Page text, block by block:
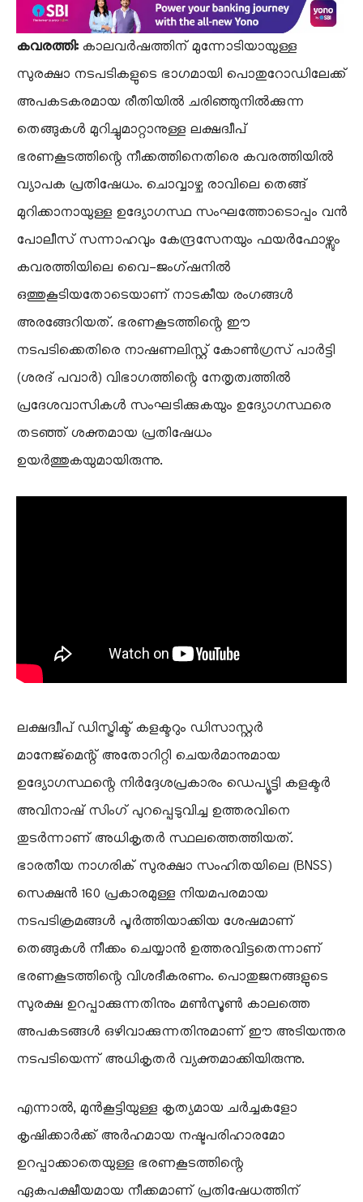
കവരത്തി:കാലവർഷത്തിന് മുന്നോടിയായുള്ള
സുരക്ഷാ നടപടികളുടെ ഭാഗമായി പൊതുറോഡിലേക്ക്
അപകടകരമായ രീതിയിൽ ചരിഞ്ഞുനിൽക്കുന്ന
തെങ്ങുകൾ മുറിച്ചുമാറ്റാനുള്ള ലക്ഷദ്വീപ്
ഭരണകൂടത്തിന്റെ നീക്കത്തിനെതിരെ കവരത്തിയിൽ
വ്യാപക പ്രതിഷേധം. ചൊവ്വാഴ്ച രാവിലെ തെങ്ങ്
മുറിക്കാനായുള്ള ഉദ്യോഗസ്ഥ സംഘത്തോടൊപ്പം വൻ
പോലീസ് സന്നാഹവും കേന്ദ്രസേനയും ഫയർഫോഴ്സും
കവരത്തിയിലെ വൈ-ജംഗ്ഷനിൽ
ഒത്തുകൂടിയതോടെയാണ് നാടകീയ രംഗങ്ങൾ
അരങ്ങേറിയത്. ഭരണകൂടത്തിന്റെ ഈ
നടപടിക്കെതിരെ നാഷണലിസ്റ്റ് കോൺഗ്രസ് പാർട്ടി
(ശരദ് പവാർ) വിഭാഗത്തിന്റെ നേതൃത്വത്തിൽ
പ്രദേശവാസികൾ സംഘടിക്കുകയും ഉദ്യോഗസ്ഥരെ
തടഞ്ഞ് ശക്തമായ പ്രതിഷേധം
ഉയർത്തുകയുമായിരുന്നു.
​ലക്ഷദ്വീപ് ഡിസ്ട്രിക്ട് കളക്ടറും ഡിസാസ്റ്റർ
മാനേജ്മെന്റ് അതോറിറ്റി ചെയർമാനുമായ
ഉദ്യോഗസ്ഥന്റെ നിർദ്ദേശപ്രകാരം ഡെപ്യൂട്ടി കളക്ടർ
അവിനാഷ് സിംഗ് പുറപ്പെടുവിച്ച ഉത്തരവിനെ
തുടർന്നാണ് അധികൃതർ സ്ഥലത്തെത്തിയത്.
ഭാരതീയ നാഗരിക് സുരക്ഷാ സംഹിതയിലെ (BNSS)
സെക്ഷൻ 160 പ്രകാരമുള്ള നിയമപരമായ
നടപടിക്രമങ്ങൾ പൂർത്തിയാക്കിയ ശേഷമാണ്
തെങ്ങുകൾ നീക്കം ചെയ്യാൻ ഉത്തരവിട്ടതെന്നാണ്
ഭരണകൂടത്തിന്റെ വിശദീകരണം. പൊതുജനങ്ങളുടെ
സുരക്ഷ ഉറപ്പാക്കുന്നതിനും മൺസൂൺ കാലത്തെ
അപകടങ്ങൾ ഒഴിവാക്കുന്നതിനുമാണ് ഈ അടിയന്തര
നടപടിയെന്ന് അധികൃതർ വ്യക്തമാക്കിയിരുന്നു.
​എന്നാൽ, മുൻകൂട്ടിയുള്ള കൃത്യമായ ചർച്ചകളോ
കൃഷിക്കാർക്ക് അർഹമായ നഷ്ടപരിഹാരമോ
ഉറപ്പാക്കാതെയുള്ള ഭരണകൂടത്തിന്റെ
ഏകപക്ഷീയമായ നീക്കമാണ് പ്രതിഷേധത്തിന്